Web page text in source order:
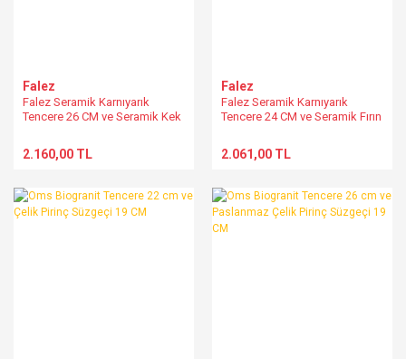
Falez
Falez Seramik Karnıyarık
Tencere 26 CM ve Seramik Kek
2.160,00 TL
Falez
Falez Seramik Karnıyarık
Tencere 24 CM ve Seramik Fırın
2.061,00 TL